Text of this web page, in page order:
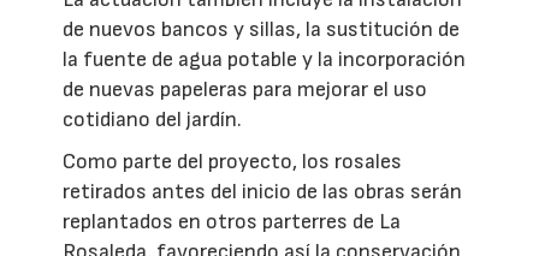
de nuevos bancos y sillas, la sustitución de
la fuente de agua potable y la incorporación
de nuevas papeleras para mejorar el uso
cotidiano del jardín.
Como parte del proyecto, los rosales
retirados antes del inicio de las obras serán
replantados en otros parterres de La